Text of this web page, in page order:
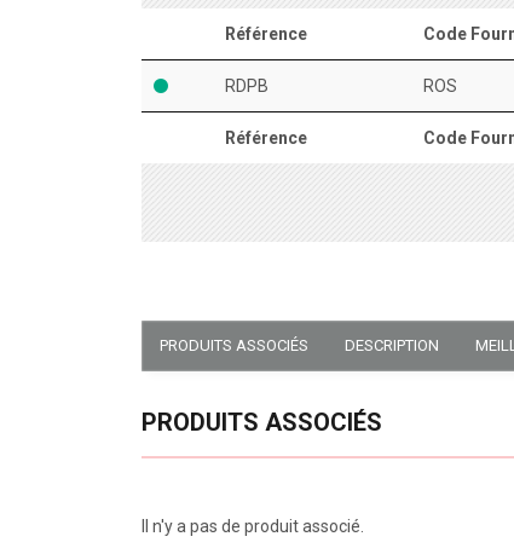
Référence Code
Référence Code
RDPB ROS
PRODUITS ASSOCIÉS DESCRIPTION
PRODUITS ASSOCIÉS
Il n'y a pas de produit associé.